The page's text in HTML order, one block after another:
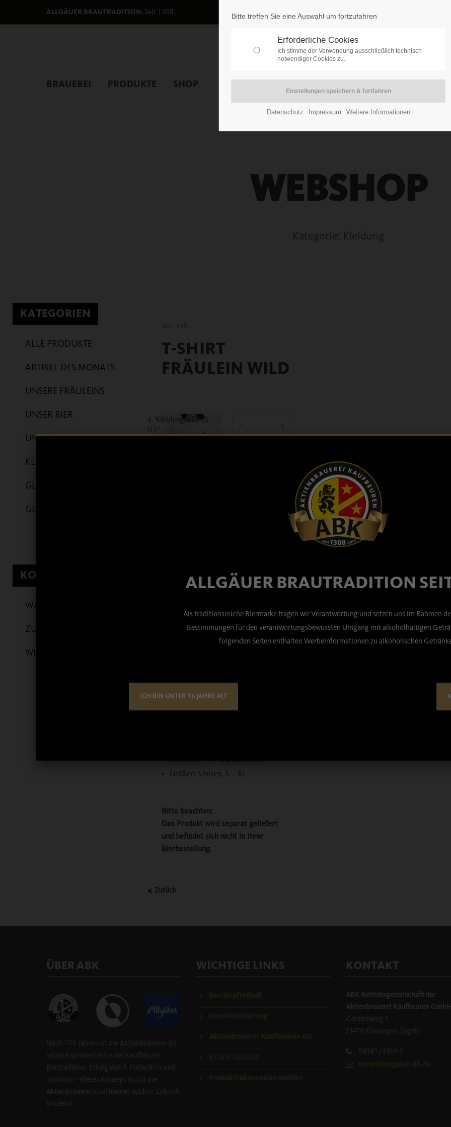
ALLGÄUER BRAUTRADITION
Als traditionsreiche Biermarke tragen wir Verantwortung und setzen uns im Rahmen
Bestimmungen für den verantwortungsbewussten Umgang mit alkoholhaltigen
folgenden Seiten enthalten Werbeinformationen zu alkoholischen
ICH BIN UNTER 16 JAHRE ALT
ALLGÄUER BRAUTRADITION. Seit 1308.
BRAUEREI PRODUKTE SHOP
WEBSHOP
Kategorie: Kleidung
T-SHIRT
FRÄULEIN WILD
int. Kleidergröße (S -
3XL)*
T-Shirt „unisex“
Material: 100 % Baumwolle
Größen: Unisex, S – XL
Bitte beachten:
Das Produkt wird separat geliefert
und befindet sich nicht in Ihrer
Bierbestellung.
Zurück
KATEGORIEN
ALLE PRODUKTE
ARTIKEL DES MONATS
UNSERE FRÄULEINS
UNSER BIER
UNSER FENDT
KLEIDUNG
GLÄSER
GESCHENKARTIKEL
KONTO
WARENKORB
ZUR KASSE
WIDERRUF
ÜBER ABK
Nach 700 Jahren ist die Aktienbrauerei die
letzte Repräsentantin der Kaufbeurer
Biertradition. Erfolg durch Fortschritt und
Tradition - dieses Konzept ist für die
Aktienbrauerei Kaufbeuren auch in Zukunft
bindend.
WICHTIGE LINKS KONTAKT
ABK Betriebsgesellschaft der
Aktienbrauerei Kaufbeuren GmbH
Gerstenweg 3
73479 Ellwangen (Jagst)
08341/4304-0
Bitte treffen Sie eine Auswahl um fortzufahren
Erforderliche Cookies
Ich stimme der Verwendung ausschließlich technisch
notwendiger Cookies zu.
Datenschutz Impressum Weitere Informationen